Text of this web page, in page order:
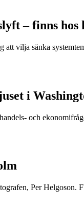
– finns hos
att vilja sänka
i
och
Per